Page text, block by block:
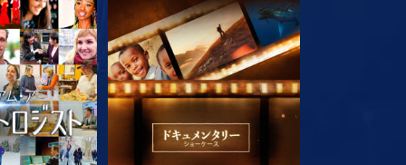
探求 シリーズを探求